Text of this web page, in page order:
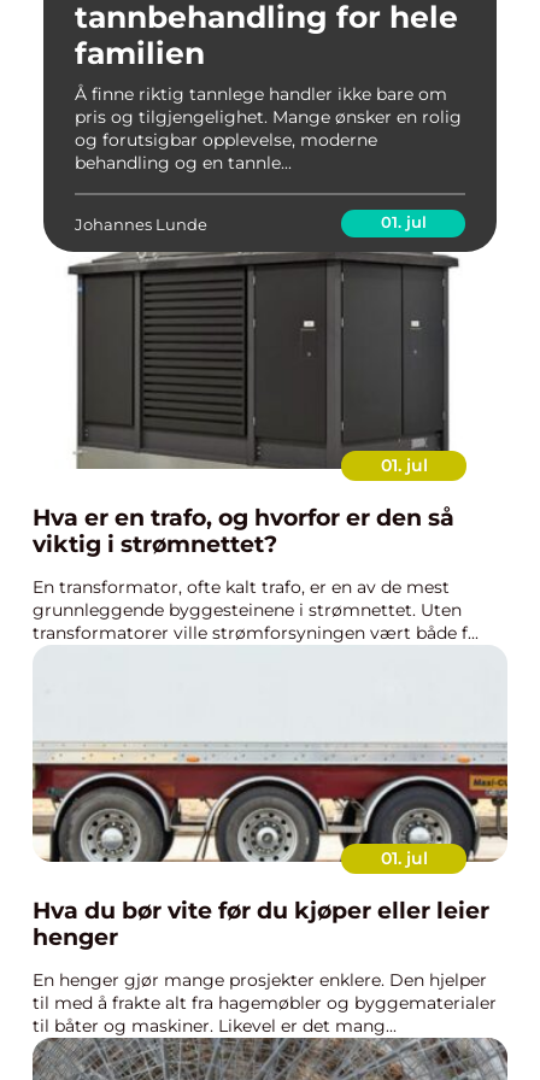
tannbehandling for hele
familien
Å finne riktig tannlege handler ikke bare om
pris og tilgjengelighet. Mange ønsker en rolig
og forutsigbar opplevelse, moderne
behandling og en tannle...
Johannes Lunde 01. jul
01. jul
Hva er en trafo, og hvorfor er den så
viktig i strømnettet?
En transformator, ofte kalt trafo, er en av de mest
grunnleggende byggesteinene i strømnettet. Uten
transformatorer ville strømforsyningen vært både f...
01. jul
Hva du bør vite før du kjøper eller leier
henger
En henger gjør mange prosjekter enklere. Den hjelper
til med å frakte alt fra hagemøbler og byggematerialer
til båter og maskiner. Likevel er det mang...